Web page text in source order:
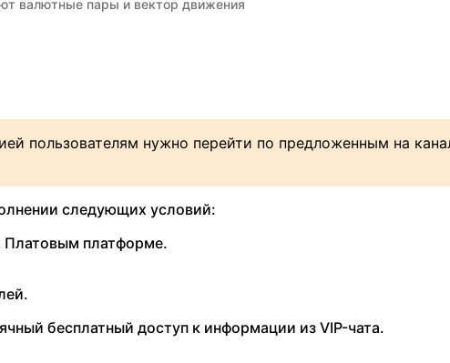
валютные пары и вектор движения
пользователям нужно перейти по предложенным на
следующих условий:
Платовым платформе.
бесплатный доступ к информации из VIP-чата.